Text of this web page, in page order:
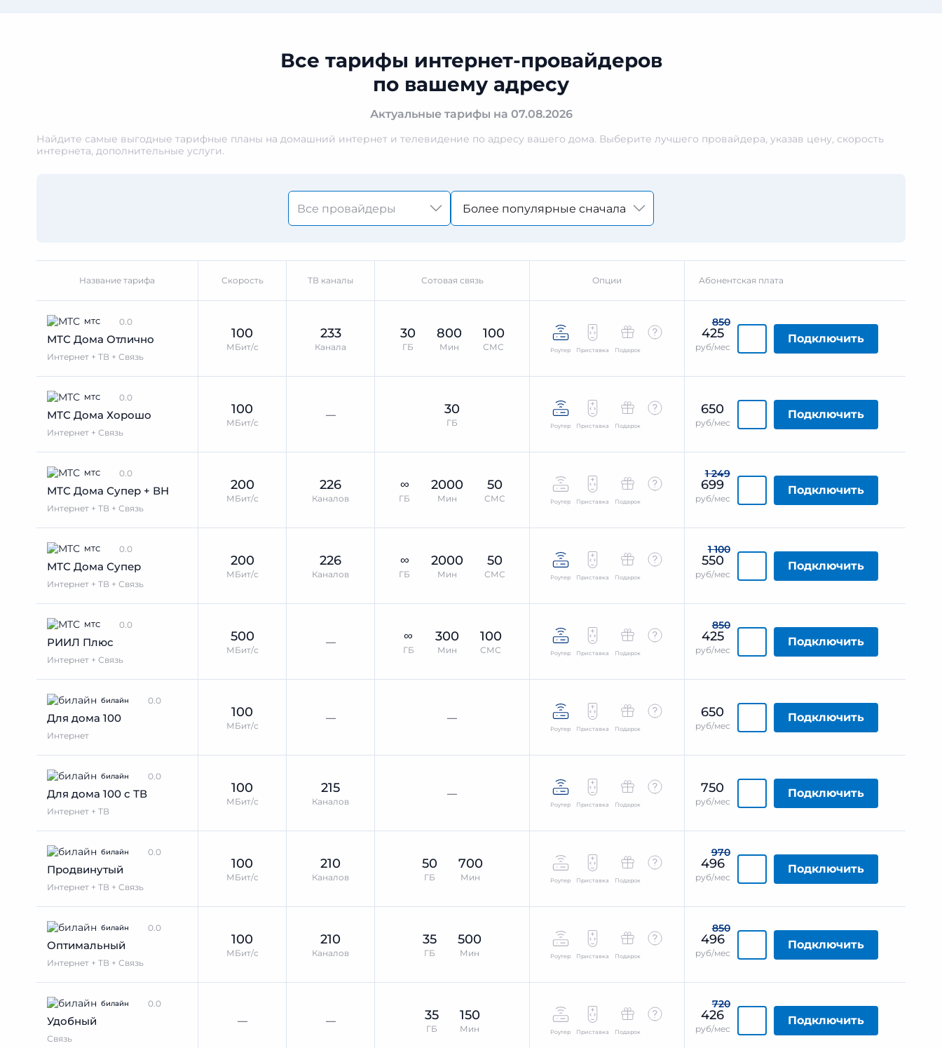
Все тарифы интернет-провайдеров
по вашему адресу
Актуальные тарифы на 07.08.2026
Найдите самые выгодные тарифные планы на домашний интернет и телевидение по адресу вашего дома. Выберите лучшего провайдера, указав цену, скорость
интернета, дополнительные услуги.
Более популярные сначала
Название тарифа Скорость ТВ каналы Сотовая связь Опции Абонентская плата
МТС 0.0
МТС Дома Отлично
Интернет + ТВ + Связь
100
МБит/с
233
Канала
30
ГБ
800
Мин
100
СМС Роутер Приставка Подарок
850
425
руб/мес
Подключить
МТС 0.0
МТС Дома Хорошо
Интернет + Связь
100
МБит/с
— 30
ГБ Роутер Приставка Подарок
650
руб/мес
Подключить
МТС 0.0
МТС Дома Супер + ВН
Интернет + ТВ + Связь
200
МБит/с
226
Каналов
∞
ГБ
2000
Мин
50
СМС Роутер Приставка Подарок
1 249
699
руб/мес
Подключить
МТС 0.0
МТС Дома Супер
Интернет + ТВ + Связь
200
МБит/с
226
Каналов
∞
ГБ
2000
Мин
50
СМС Роутер Приставка Подарок
1 100
550
руб/мес
Подключить
МТС 0.0
РИИЛ Плюс
Интернет + Связь
500
МБит/с
— ∞
ГБ
300
Мин
100
СМС Роутер Приставка Подарок
850
425
руб/мес
Подключить
билайн 0.0
Для дома 100
Интернет
100
МБит/с
— —
Роутер Приставка Подарок
650
руб/мес
Подключить
билайн 0.0
Для дома 100 с ТВ
Интернет + ТВ
100
МБит/с
215
Каналов
—
Роутер Приставка Подарок
750
руб/мес
Подключить
билайн 0.0
Продвинутый
Интернет + ТВ + Связь
100
МБит/с
210
Каналов
50
ГБ
700
Мин Роутер Приставка Подарок
970
496
руб/мес
Подключить
билайн 0.0
Оптимальный
Интернет + ТВ + Связь
100
МБит/с
210
Каналов
35
ГБ
500
Мин Роутер Приставка Подарок
850
496
руб/мес
Подключить
билайн 0.0
Удобный
Связь
— — 35
ГБ
150
Мин Роутер Приставка Подарок
720
426
руб/мес
Подключить